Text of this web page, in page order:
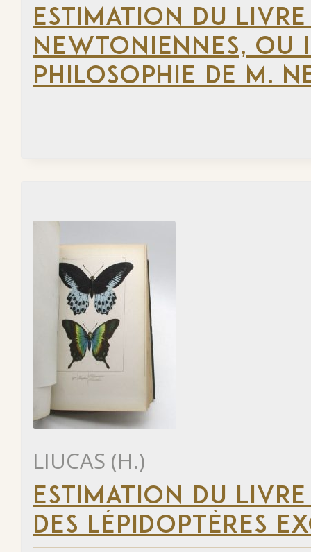
ESTIMATION DU
NEWTONIENNES, OU
PHILOSOPHIE DE M.
LIUCAS (H.)
ESTIMATION DU
DES LÉPIDOPTÈRES